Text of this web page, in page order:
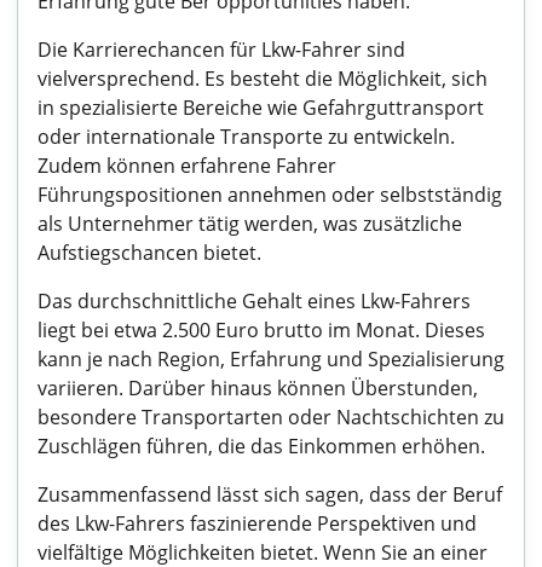
Die Karrierechancen für Lkw-Fahrer sind
vielversprechend. Es besteht die Möglichkeit, sich
in spezialisierte Bereiche wie Gefahrguttransport
oder internationale Transporte zu entwickeln.
Zudem können erfahrene Fahrer
Führungspositionen annehmen oder selbstständig
als Unternehmer tätig werden, was zusätzliche
Aufstiegschancen bietet.
Das durchschnittliche Gehalt eines Lkw-Fahrers
liegt bei etwa 2.500 Euro brutto im Monat. Dieses
kann je nach Region, Erfahrung und Spezialisierung
variieren. Darüber hinaus können Überstunden,
besondere Transportarten oder Nachtschichten zu
Zuschlägen führen, die das Einkommen erhöhen.
Zusammenfassend lässt sich sagen, dass der Beruf
des Lkw-Fahrers faszinierende Perspektiven und
vielfältige Möglichkeiten bietet. Wenn Sie an einer